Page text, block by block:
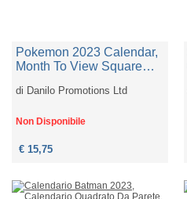
Pokemon 2023 Calendar,
Month To View Square
Product (pokemon Square
di Danilo Promotions Ltd
Non Disponibile
€ 15,75